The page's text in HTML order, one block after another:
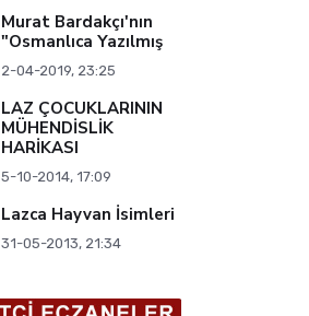
Murat Bardakçı'nın
"Osmanlıca Yazılmış
2-04-2019, 23:25
LAZ ÇOCUKLARININ
MÜHENDİSLİK
HARİKASI
5-10-2014, 17:09
Lazca Hayvan İsimleri
31-05-2013, 21:34